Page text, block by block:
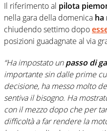
Il riferimento al pilota
nella gara della domenica ha
chiudendo settimo dopo
posizioni guadagnate al via
“Ha impostato unpasso di
importante sin dalle prime
decisione, ha messo molto
sentiva il bisogno. Ha
con il mezzo dopo che per
difficoltà a far rendere la